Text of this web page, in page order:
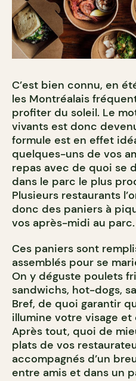
C’est bien connu, en
les Montréalais
profiter du soleil. Le
vivants est donc
formule est en effet
quelques-uns de vos
repas avec de quoi se
dans le parc le plus
Plusieurs restaurants
donc des paniers à
vos après-midi au parc.
Ces paniers sont
assemblés pour se
On y déguste poulets
sandwichs, hot-dogs,
Bref, de quoi garantir
illumine votre visage
Après tout, quoi de
plats de vos
accompagnés d’un
entre amis et dans un